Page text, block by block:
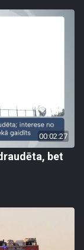
00:02:27
bet